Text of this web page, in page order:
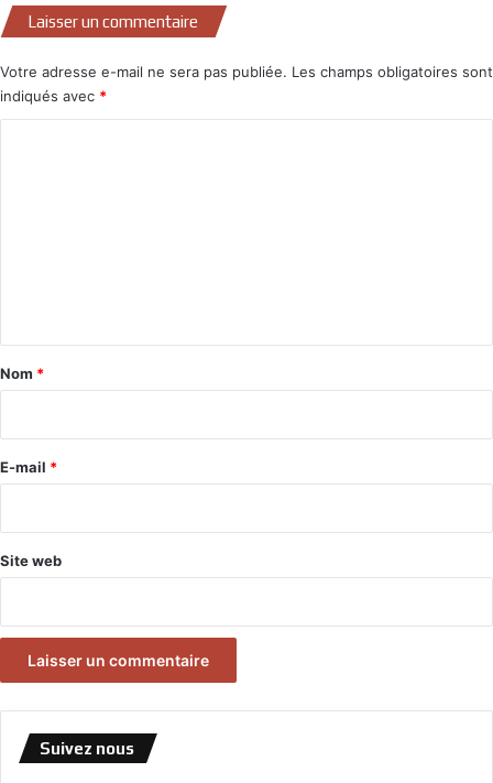
Laisser un commentaire
Votre adresse e-mail ne sera pas publiée. Les champs obligatoires sont
indiqués avec *
a
e
Nom *
E-mail *
Site web
Suivez nous